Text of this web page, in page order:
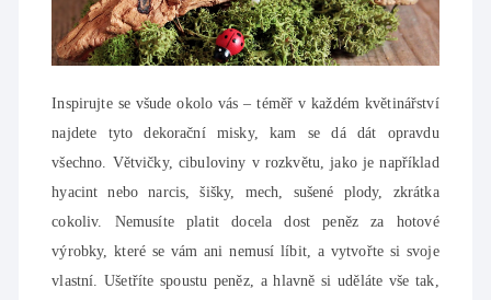
Inspirujte se všude okolo vás – téměř v každém květinářství
najdete tyto dekorační misky, kam se dá dát opravdu
všechno. Větvičky, cibuloviny v rozkvětu, jako je například
hyacint nebo narcis, šišky, mech, sušené plody, zkrátka
cokoliv. Nemusíte platit docela dost peněz za hotové
výrobky, které se vám ani nemusí líbit, a vytvořte si svoje
vlastní. Ušetříte spoustu peněz, a hlavně si uděláte vše tak,